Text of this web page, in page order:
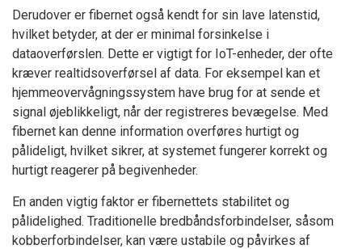
Derudover er fibernet også kendt for sin lave latenstid,
hvilket betyder, at der er minimal forsinkelse i
dataoverførslen. Dette er vigtigt for IoT-enheder, der ofte
kræver realtidsoverførsel af data. For eksempel kan et
hjemmeovervågningssystem have brug for at sende et
signal øjeblikkeligt, når der registreres bevægelse. Med
fibernet kan denne information overføres hurtigt og
pålideligt, hvilket sikrer, at systemet fungerer korrekt og
hurtigt reagerer på begivenheder.
En anden vigtig faktor er fibernettets stabilitet og
pålidelighed. Traditionelle bredbåndsforbindelser, såsom
kobberforbindelser, kan være ustabile og påvirkes af